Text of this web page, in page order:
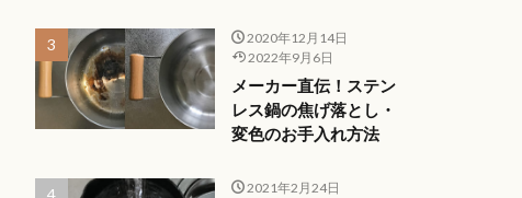
2020年12月14日
2022年9月6日
メーカー直伝！ステン
レス鍋の焦げ落とし・
変色のお手入れ方法
2021年2月24日